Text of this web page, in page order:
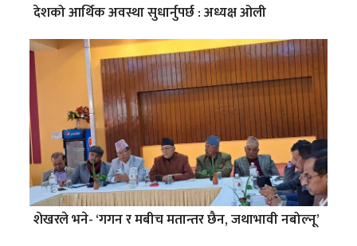
देशको आर्थिक अवस्था सुधार्नुपर्छ : अध्यक्ष ओली
शेखरले भने- ‘गगन र मबीच मतान्तर छैन, जथाभावी नबोल्नू’